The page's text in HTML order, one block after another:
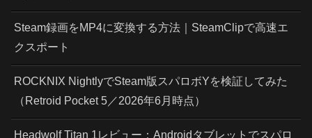
Steam録画をMP4に変換する方法｜SteamClipで高速エ
クスポート
ROCKNIX NightlyでSteam版スパロボYを検証してみた
（Retroid Pocket 5／2026年6月時点）
Headwolf Titan 1レビュー：Androidタブレットでスパロ